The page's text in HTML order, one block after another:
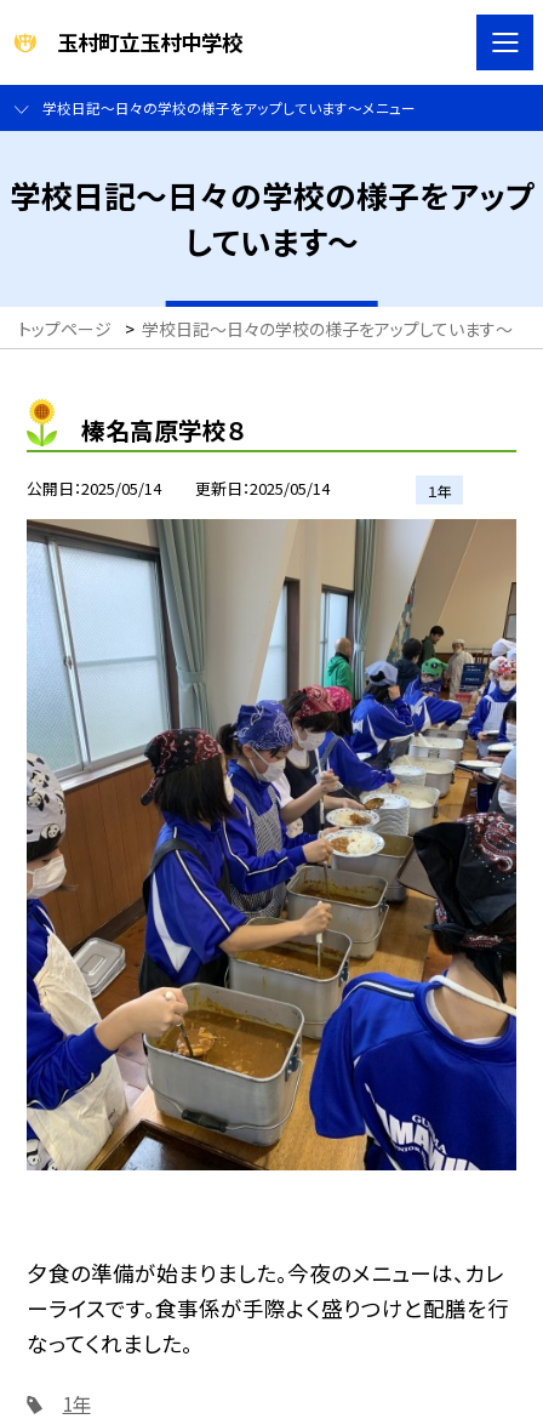
玉村町立玉村中学校
学校日記～日々の学校の様子をアップしています～メニュー
学校日記～日々の学校の様子をアップ
しています～
トップページ > 学校日記～日々の学校の様子をアップしています～
榛名高原学校８
公開日 2025/05/14 更新日 2025/05/14 １年
夕食の準備が始まりました。今夜のメニューは、カレ
ーライスです。食事係が手際よく盛りつけと配膳を行
なってくれました。
1年